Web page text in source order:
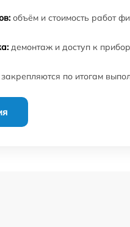
объём и стоимость работ
демонтаж и доступ к
по итогам